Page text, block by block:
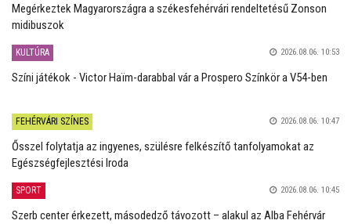
Megérkeztek Magyarországra a székesfehérvári rendeltetésű Zonson
midibuszok
KULTÚRA 2026.08.06. 10:53
Színi játékok - Victor Haïm-darabbal vár a Prospero Színkör a V54-ben
FEHÉRVÁRI SZÍNES 2026.08.06. 10:47
Ősszel folytatja az ingyenes, szülésre felkészítő tanfolyamokat az
Egészségfejlesztési Iroda
SPORT 2026.08.06. 10:45
Szerb center érkezett, másodedző távozott – alakul az Alba Fehérvár